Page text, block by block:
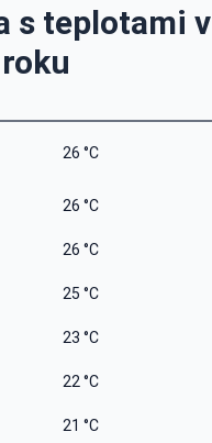
s teplotami v
26 °C
26 °C
26 °C
25 °C
23 °C
22 °C
21 °C